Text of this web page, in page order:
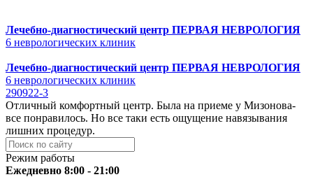
Лечебно-диагностический центр ПЕРВАЯ НЕВРОЛОГИЯ
6 неврологических клиник
Лечебно-диагностический центр ПЕРВАЯ НЕВРОЛОГИЯ
6 неврологических клиник
290922-3
Отличный комфортный центр. Была на приеме у Мизонова-
все понравилось. Но все таки есть ощущение навязывания
лишних процедур.
Режим работы
Ежедневно 8:00 - 21:00